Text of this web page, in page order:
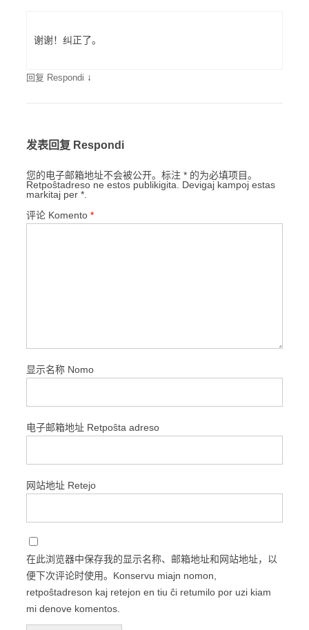
谢谢！纠正了。
回复 Respondi ↓
发表回复 Respondi
您的电子邮箱地址不会被公开。标注 * 的为必填项目。
Retpoŝtadreso ne estos publikigita. Devigaj kampoj estas
markitaj per *.
评论 Komento *
显示名称 Nomo
电子邮箱地址 Retpoŝta adreso
网站地址 Retejo
在此浏览器中保存我的显示名称、邮箱地址和网站地址，以
便下次评论时使用。Konservu miajn nomon,
retpoŝtadreson kaj retejon en tiu ĉi retumilo por uzi kiam
mi denove komentos.